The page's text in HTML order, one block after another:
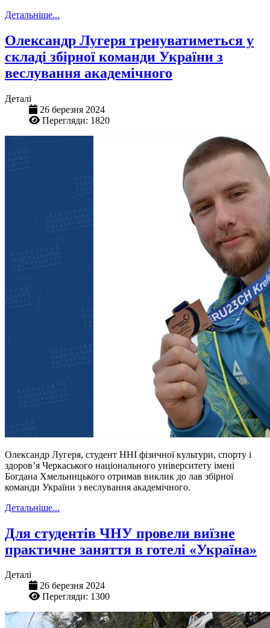
Детальніше...
Олександр Лугеря тренуватиметься у
складі збірної команди України з
веслування академічного
Деталі
26 березня 2024
Перегляди: 1820
Олександр Лугеря, студент ННІ фізичної культури, спорту і
здоровʼя Черкаського національного університету імені
Богдана Хмельницького отримав виклик до лав збірної
команди України з веслування академічного.
Детальніше...
Для студентів ЧНУ провели виїзне
практичне заняття в готелі «Україна»
Деталі
26 березня 2024
Перегляди: 1300